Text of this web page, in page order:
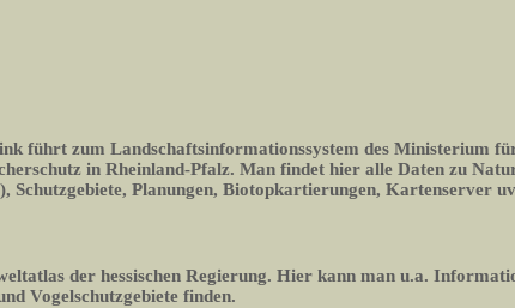
führt zum Landschaftsinformationssystem des Ministerium
in Rheinland-Pfalz. Man findet hier alle Daten zu
Schutzgebiete, Planungen, Biotopkartierungen, Kartenserver
der hessischen Regierung. Hier kann man u.a.
Vogelschutzgebiete finden.